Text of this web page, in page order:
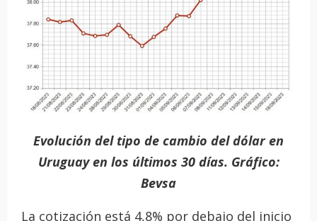
Evolución del tipo de cambio del dólar en
Uruguay en los últimos 30 días. Gráfico:
Bevsa
La cotización está 4,8% por debajo del inicio